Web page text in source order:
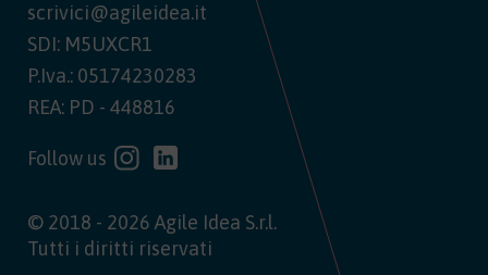
scrivici@agileidea.it
SDI: M5UXCR1
P.Iva.: 05174230283
REA: PD - 448816
Follow us
© 2018 - 2026 Agile Idea S.r.l.
Tutti i diritti riservati